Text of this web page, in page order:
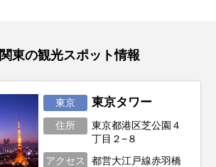
関東の観光スポット情報
東京 東京タワー
住所
東京都港区芝公園４
丁目２−８
アクセス
都営大江戸線赤羽橋